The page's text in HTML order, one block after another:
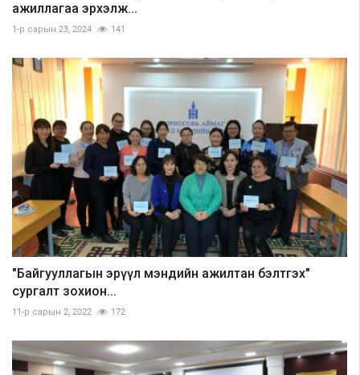
ажиллагаа эрхэлж...
1-р сарын 23, 2024 141
"Байгууллагын эрүүл мэндийн ажилтан бэлтгэх"
сургалт зохион...
11-р сарын 2, 2022 172